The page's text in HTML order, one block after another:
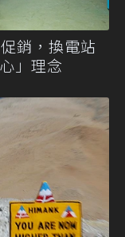
銷，換電站
」理念